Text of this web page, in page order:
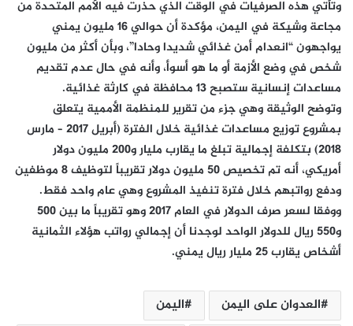
وتأتي هذه الصرفيات في الوقت الذي حذرت فيه الأمم المتحدة من
مجاعة وشيكة في اليمن، مؤكدة أن حوالي 16 مليون يمني
يواجهون “انعدام أمن غذائي شديدا وحادا”، وبأن أكثر من مليون
شخص في وضع الأزمة أو ما هو أسوأ، وأنه في حال عدم تقديم
مساعدات إنسانية ستصبح 13 محافظة في كارثة غذائية.
وتوضح الوثيقة وهي جزء من تقرير للمنظمة الأممية يتعلق
بمشروع توزيع مساعدات غذائية خلال الفترة (أبريل 2017 – مارس
2018) بتكلفة إجمالية تبلغ ما يقارب مليار و200 مليون دولار
أمريكي، أنه تم تخصيص 50 مليون دولار تقريباً لتوظيف 8 موظفين
ودفع رواتبهم خلال فترة تنفيذ المشروع وهي عام واحد فقط.
ووفقا لسعر صرف الدولار في العام 2017 وهو تقريباً ما بين 500
و550 ريال للدولار الواحد لوجدنا أن إجمالي رواتب هؤلاء الثمانية
أشخاص يقارب 25 مليار ريال يمني.
العدوان على اليمن
اليمن